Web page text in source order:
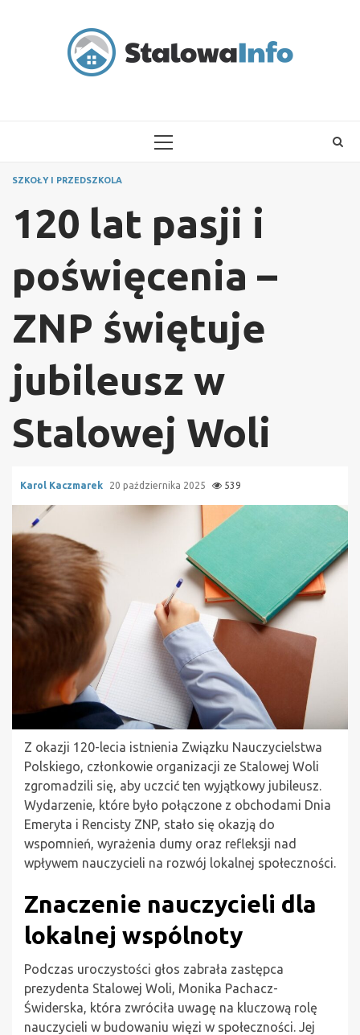
PRIMARY
SZKOŁY I PRZEDSZKOLA
120 lat pasji i
poświęcenia –
ZNP świętuje
jubileusz w
Stalowej Woli
Karol Kaczmarek 20 października 2025 539
Z okazji 120-lecia istnienia Związku Nauczycielstwa
Polskiego, członkowie organizacji ze Stalowej Woli
zgromadzili się, aby uczcić ten wyjątkowy jubileusz.
Wydarzenie, które było połączone z obchodami Dnia
Emeryta i Rencisty ZNP, stało się okazją do
wspomnień, wyrażenia dumy oraz refleksji nad
wpływem nauczycieli na rozwój lokalnej społeczności.
Znaczenie nauczycieli dla
lokalnej wspólnoty
Podczas uroczystości głos zabrała zastępca
prezydenta Stalowej Woli, Monika Pachacz-
Świderska, która zwróciła uwagę na kluczową rolę
nauczycieli w budowaniu więzi w społeczności. Jej